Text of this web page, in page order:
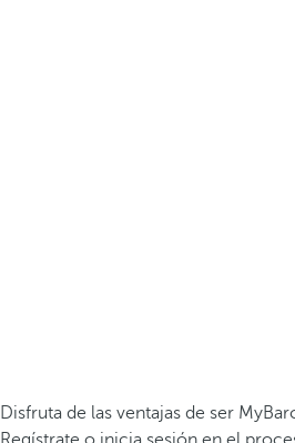
Disfruta de las ventajas de ser